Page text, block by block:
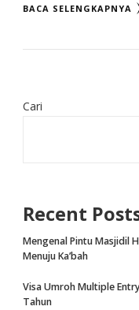
BACA SELENGKAPNYA
Cari
Recent
Mengenal Pintu Masjidil
Menuju Ka’bah
Visa Umroh Multiple
Tahun